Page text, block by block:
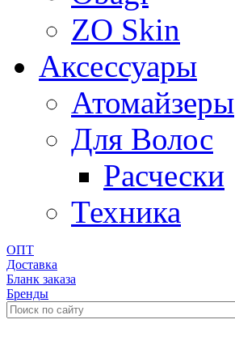
ZO Skin
Aксессуары
Атомайзеры
Для Волос
Расчески
Техника
ОПТ
Доставка
Бланк заказа
Бренды